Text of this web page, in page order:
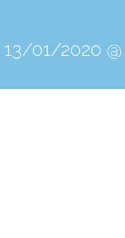
13/01/2020 @